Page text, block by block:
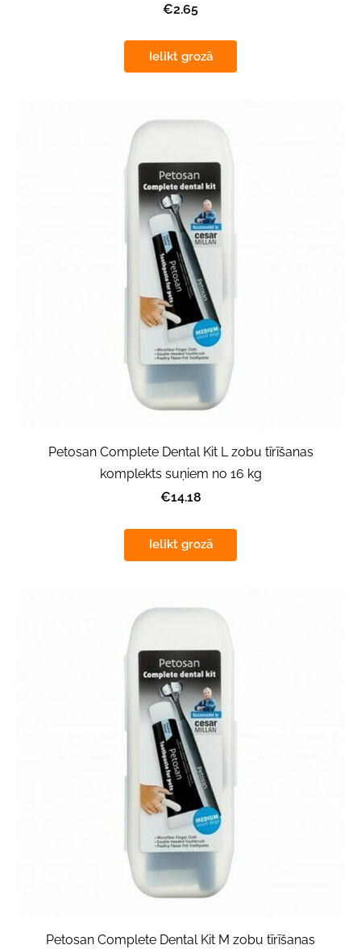
€2.65
Ielikt grozā
Petosan Complete Dental Kit L zobu tīrīšanas
komplekts suņiem no 16 kg
€14.18
Ielikt grozā
Petosan Complete Dental Kit M zobu tīrīšanas